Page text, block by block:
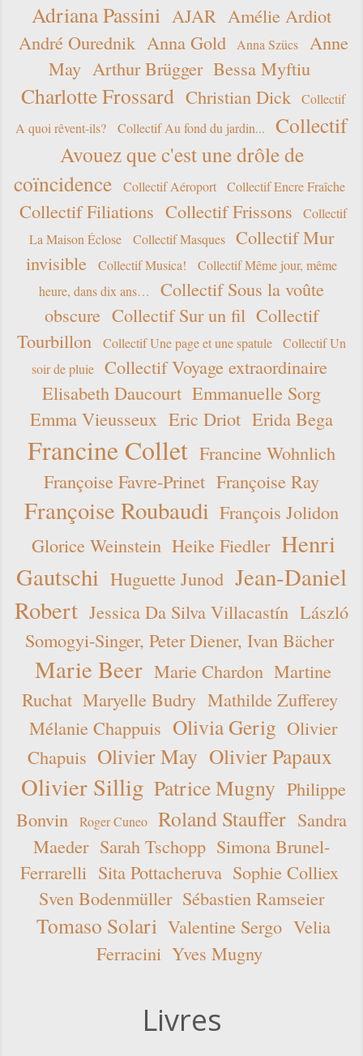
Adriana Passini AJAR Amélie Ardiot
André Ourednik Anna Gold Anna Szücs
Anne
May Arthur Brügger Bessa Myftiu
Charlotte Frossard Christian Dick
Collectif
A quoi rêvent-ils?
Collectif Au fond du jardin...
Collectif
Avouez que c'est une drôle de
coïncidence
Collectif Aéroport Collectif Encre Fraîche
Collectif Filiations Collectif Frissons
Collectif
La Maison Éclose
Collectif Masques
Collectif Mur
invisible
Collectif Musica!
Collectif Même jour, même
heure, dans dix ans…
Collectif Sous la voûte
obscure Collectif Sur un fil Collectif
Tourbillon
Collectif Une page et une spatule
Collectif Un
soir de pluie
Collectif Voyage extraordinaire
Elisabeth Daucourt Emmanuelle Sorg
Emma Vieusseux Eric Driot Erida Bega
Francine Collet Francine Wohnlich
Françoise Favre-Prinet Françoise Ray
Françoise Roubaudi François Jolidon
Glorice Weinstein Heike Fiedler Henri
Gautschi Huguette Junod Jean-Daniel
Robert Jessica Da Silva Villacastín László
Somogyi-Singer, Peter Diener, Ivan Bächer
Marie Beer Marie Chardon Martine
Ruchat Maryelle Budry Mathilde Zufferey
Mélanie Chappuis Olivia Gerig Olivier
Chapuis Olivier May Olivier Papaux
Olivier Sillig Patrice Mugny Philippe
Bonvin
Roger Cuneo Roland Stauffer Sandra
Maeder Sarah Tschopp Simona Brunel-
Ferrarelli Sita Pottacheruva Sophie Colliex
Sven Bodenmüller Sébastien Ramseier
Tomaso Solari Valentine Sergo Velia
Ferracini Yves Mugny
Livres